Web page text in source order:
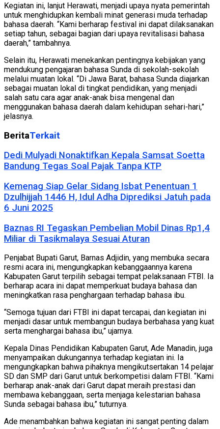
Kegiatan ini, lanjut Herawati, menjadi upaya nyata pemerintah
untuk menghidupkan kembali minat generasi muda terhadap
bahasa daerah. “Kami berharap festival ini dapat dilaksanakan
setiap tahun, sebagai bagian dari upaya revitalisasi bahasa
daerah,” tambahnya.
Selain itu, Herawati menekankan pentingnya kebijakan yang
mendukung pengajaran bahasa Sunda di sekolah-sekolah
melalui muatan lokal. “Di Jawa Barat, bahasa Sunda diajarkan
sebagai muatan lokal di tingkat pendidikan, yang menjadi
salah satu cara agar anak-anak bisa mengenal dan
menggunakan bahasa daerah dalam kehidupan sehari-hari,”
jelasnya.
BeritaTerkait
Dedi Mulyadi Nonaktifkan Kepala Samsat Soetta
Bandung Tegas Soal Pajak Tanpa KTP
Kemenag Siap Gelar Sidang Isbat Penentuan 1
Dzulhijjah 1446 H, Idul Adha Diprediksi Jatuh pada
6 Juni 2025
Baznas RI Tegaskan Pembelian Mobil Dinas Rp1,4
Miliar di Tasikmalaya Sesuai Aturan
Penjabat Bupati Garut, Barnas Adjidin, yang membuka secara
resmi acara ini, mengungkapkan kebanggaannya karena
Kabupaten Garut terpilih sebagai tempat pelaksanaan FTBI. Ia
berharap acara ini dapat memperkuat budaya bahasa dan
meningkatkan rasa penghargaan terhadap bahasa ibu.
“Semoga tujuan dari FTBI ini dapat tercapai, dan kegiatan ini
menjadi dasar untuk membangun budaya berbahasa yang kuat
serta menghargai bahasa ibu,” ujarnya.
Kepala Dinas Pendidikan Kabupaten Garut, Ade Manadin, juga
menyampaikan dukungannya terhadap kegiatan ini. Ia
mengungkapkan bahwa pihaknya mengikutsertakan 14 pelajar
SD dan SMP dari Garut untuk berkompetisi dalam FTBI. “Kami
berharap anak-anak dari Garut dapat meraih prestasi dan
membawa kebanggaan, serta menjaga kelestarian bahasa
Sunda sebagai bahasa ibu,” tuturnya.
Ade menambahkan bahwa kegiatan ini sangat penting dalam